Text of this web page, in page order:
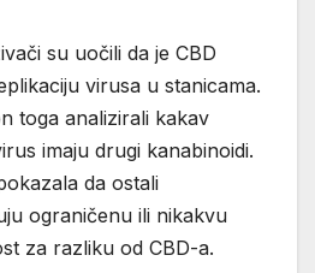
su uočili da je CBD
virusa u stanicama.
toga analizirali kakav
imaju drugi kanabinoidi.
da ostali
ograničenu ili nikakvu
za razliku od CBD-a.